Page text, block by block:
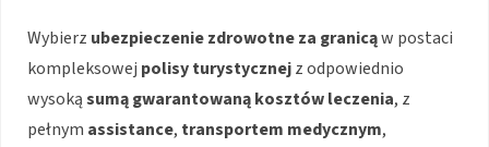
Wybierz ubezpieczenie zdrowotne za granicąw postaci
kompleksowej polisy turystycznejz odpowiednio
wysokąsumą gwarantowaną kosztów leczenia, z
pełnym assistance, transportem medycznym,